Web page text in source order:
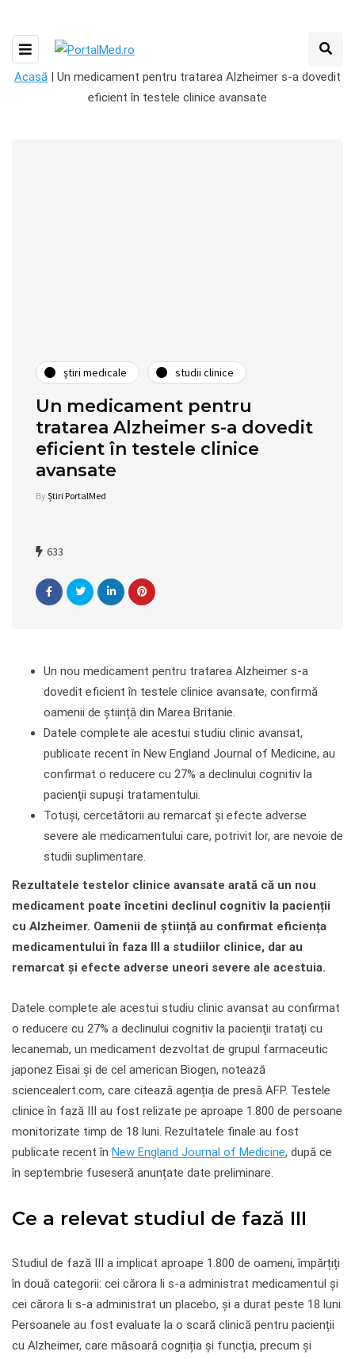
Acasă | Un medicament pentru tratarea Alzheimer s-a dovedit
eficient în testele clinice avansate
ştiri medicale studii clinice
Un medicament pentru
tratarea Alzheimer s-a dovedit
eficient în testele clinice
avansate
ByȘtiri PortalMed
633
Un nou medicament pentru tratarea Alzheimer s-a
dovedit eficient în testele clinice avansate, confirmă
oamenii de știință din Marea Britanie.
Datele complete ale acestui studiu clinic avansat,
publicate recent în New England Journal of Medicine, au
confirmat o reducere cu 27% a declinului cognitiv la
pacienţii supuși tratamentului.
Totuși, cercetătorii au remarcat şi efecte adverse
severe ale medicamentului care, potrivit lor, are nevoie de
studii suplimentare.
Rezultatele testelor clinice avansate arată că un nou
medicament poate încetini declinul cognitiv la pacienții
cu Alzheimer. Oamenii de știință au confirmat eficiența
medicamentului în faza III a studiilor clinice, dar au
remarcat şi efecte adverse uneori severe ale acestuia.
Datele complete ale acestui studiu clinic avansat au confirmat
o reducere cu 27% a declinului cognitiv la pacienţii trataţi cu
lecanemab, un medicament dezvoltat de grupul farmaceutic
japonez Eisai şi de cel american Biogen, notează
sciencealert.com, care citează agenția de presă AFP. Testele
clinice în fază III au fost relizate pe aproape 1.800 de persoane
monitorizate timp de 18 luni. Rezultatele finale au fost
publicate recent în New England Journal of Medicine, după ce
în septembrie fuseseră anunțate date preliminare.
Ce a relevat studiul de fază III
Studiul de fază III a implicat aproape 1.800 de oameni, împărțiți
în două categorii: cei cărora li s-a administrat medicamentul și
cei cărora li s-a administrat un placebo, și a durat peste 18 luni.
Persoanele au fost evaluate la o scară clinică pentru pacienții
cu Alzheimer, care măsoară cogniția și funcția, precum și